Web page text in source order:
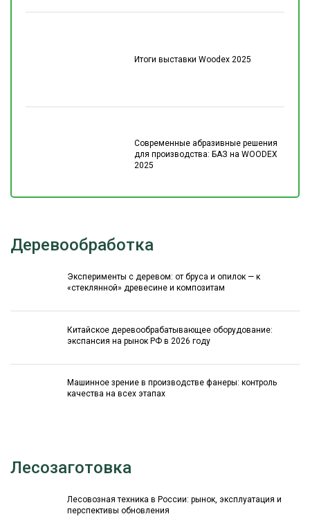
Итоги выставки Woodex 2025
Современные абразивные решения
для производства: БАЗ на WOODEX
2025
Деревообработка
Эксперименты с деревом: от бруса и опилок — к
«стеклянной» древесине и композитам
Китайское деревообрабатывающее оборудование:
экспансия на рынок РФ в 2026 году
Машинное зрение в производстве фанеры: контроль
качества на всех этапах
Лесозаготовка
Лесовозная техника в России: рынок, эксплуатация и
перспективы обновления